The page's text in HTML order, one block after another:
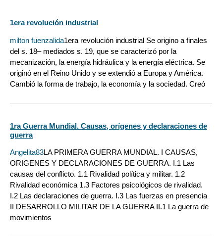
1era revolución industrial
milton fuenzalida1era revolución industrial Se origino a finales
del s. 18– mediados s. 19, que se caracterizó por la
mecanización, la energía hidráulica y la energía eléctrica. Se
originó en el Reino Unido y se extendió a Europa y América.
Cambió la forma de trabajo, la economía y la sociedad. Creó
1ra Guerra Mundial. Causas, orígenes y declaraciones de
guerra
Angelita83LA PRIMERA GUERRA MUNDIAL. I CAUSAS,
ORIGENES Y DECLARACIONES DE GUERRA. I.1 Las
causas del conflicto. 1.1 Rivalidad política y militar. 1.2
Rivalidad económica 1.3 Factores psicológicos de rivalidad.
I.2 Las declaraciones de guerra. I.3 Las fuerzas en presencia
II DESARROLLO MILITAR DE LA GUERRA II.1 La guerra de
movimientos